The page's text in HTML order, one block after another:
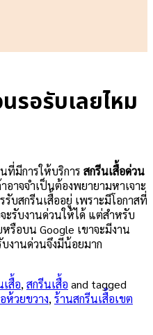
รอรับเลยไหม
ที่มีการให้บริการ สกรีนเสื้อด่วน
าจจำเป็นต้องพยายามหาเจาะ
บสกรีนเสื้ออยู่ เพราะมีโอกาสที่
ะรับงานด่วนให้ได้ แต่สำหรับ
รือบน Google เขาจะมีงาน
งานด่วนจึงมีน้อยมาก
สื้อ,สกรีนเสื้อ and tagged
ห้วยขวาง,ร้านสกรีนเสื้อเขต